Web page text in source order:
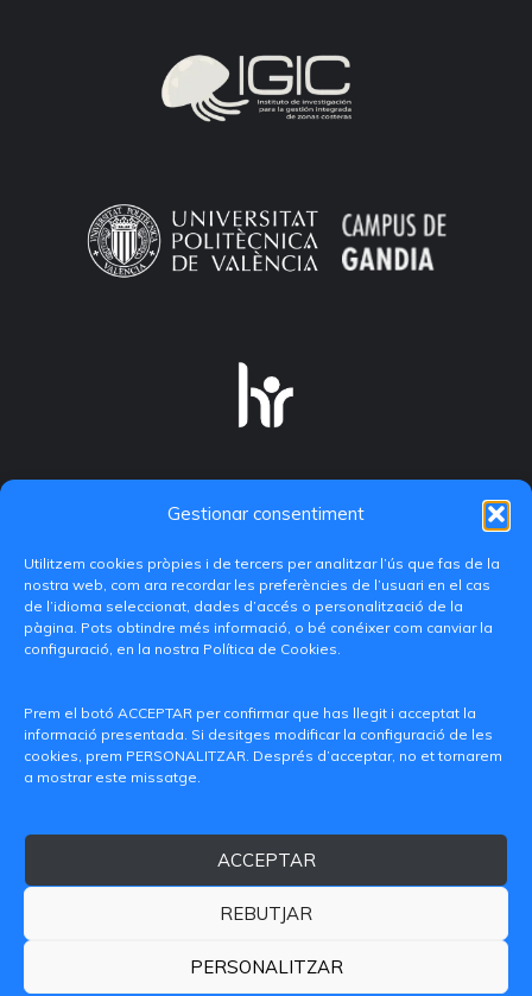
Gestionar consentiment
Utilitzem cookies pròpies i de tercers per analitzar l’ús que fas de la
nostra web, com ara recordar les preferències de l’usuari en el cas
de l’idioma seleccionat, dades d’accés o personalització de la
pàgina. Pots obtindre més informació, o bé conéixer com canviar la
configuració, en la nostra Política de Cookies.
Prem el botó ACCEPTAR per confirmar que has llegit i acceptat la
informació presentada. Si desitges modificar la configuració de les
cookies, prem PERSONALITZAR. Després d’acceptar, no et tornarem
a mostrar este missatge.
ACCEPTAR
REBUTJAR
PERSONALITZAR
C/ Paranimf, 1 - 46730 Grau de Gandia
+34 962849333
DE VALÈNCIA
Avís legalPolítica de privacitat